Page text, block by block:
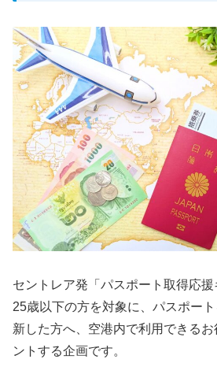
セントレア発「パスポート取得応援
25歳以下の方を対象に、パスポー
新した方へ、空港内で利用できる
ントする企画です。